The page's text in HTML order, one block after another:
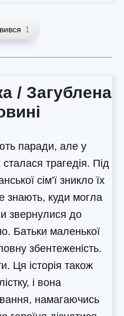
1
/ Загублена
паради, але у
трагедія. Під
сім’ї зникло їх
знають, куди могла
звернулися до
Батьки маленької
збентеженість.
Ця історія також
і вона
намагаючись